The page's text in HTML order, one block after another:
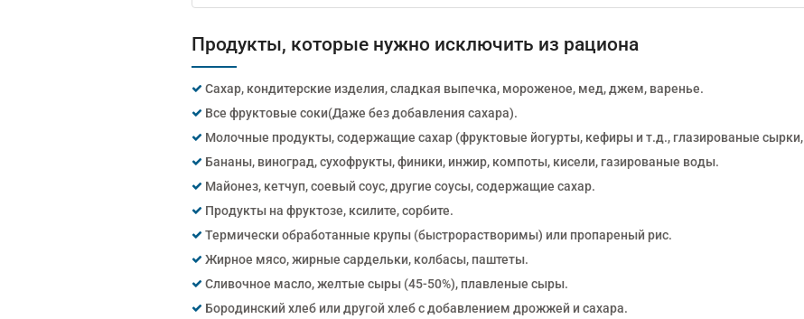
Продукты, которые нужно исключить из рациона
Сахар, кондитерские изделия, сладкая выпечка, мороженое, мед, джем, варенье.
Все фруктовые соки(Даже без добавления сахара).
Молочные продукты, содержащие сахар (фруктовые йогурты, кефиры и т.д., глазированые
Бананы, виноград, сухофрукты, финики, инжир, компоты, кисели, газированые воды.
Майонез, кетчуп, соевый соус, другие соусы, содержащие сахар.
Продукты на фруктозе, ксилите, сорбите.
Термически обработанные крупы (быстрорастворимы) или пропареный рис.
Жирное мясо, жирные сардельки, колбасы, паштеты.
Сливочное масло, желтые сыры (45-50%), плавленые сыры.
Бородинский хлеб или другой хлеб с добавлением дрожжей и сахара.